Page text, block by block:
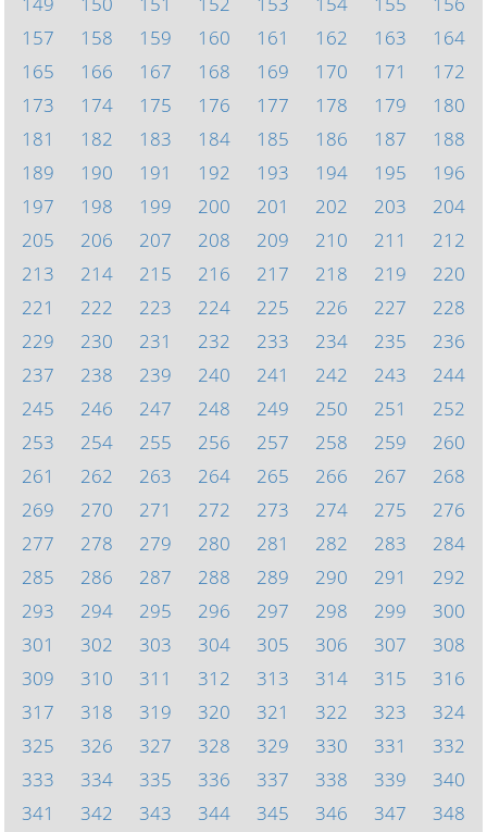
157
158 159 160 161 162 163
164
165
166 167 168 169 170 171
172
173
174 175 176 177 178 179
180
181
182 183 184 185 186 187
188
189
190 191 192 193 194 195
196
197
198 199 200 201 202 203
204
205
206 207 208 209 210 211
212
213
214 215 216 217 218 219
220
221
222 223 224 225 226 227
228
229
230 231 232 233 234 235
236
237
238 239 240 241 242 243
244
245
246 247 248 249 250 251
252
253
254 255 256 257 258 259
260
261
262 263 264 265 266 267
268
269
270 271 272 273 274 275
276
277
278 279 280 281 282 283
284
285
286 287 288 289 290 291
292
293
294 295 296 297 298 299
300
301
302 303 304 305 306 307
308
309
310 311 312 313 314 315
316
317
318 319 320 321 322 323
324
325
326 327 328 329 330 331
332
333
334 335 336 337 338 339
340
341
342 343 344 345 346 347 348